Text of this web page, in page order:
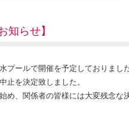
知らせ】
プールで開催を予定しておりまし
止を決定致しました。
め、関係者の皆様には大変残念な